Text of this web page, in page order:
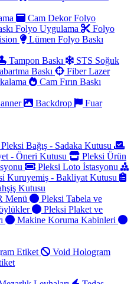
Cam Dekor Folyo
Folyo Uygulama
Folyo
Lümen Folyo Baskı
Tampon Baskı
STS Soğuk
Baskı
Fiber Lazer
Cam Fırın Baskı
Backdrop
Fuar
Pleksi Bağış - Sadaka Kutusu
- Öneri Kutusu
Pleksi Ürün
Pleksi Loto İstasyonu
Kuruyemiş - Bakliyat Kutusu
Kutusu
Menü
Pleksi Tabela ve
Pleksi Plaket ve
Makine Koruma Kabinleri
Etiket
Void Hologram